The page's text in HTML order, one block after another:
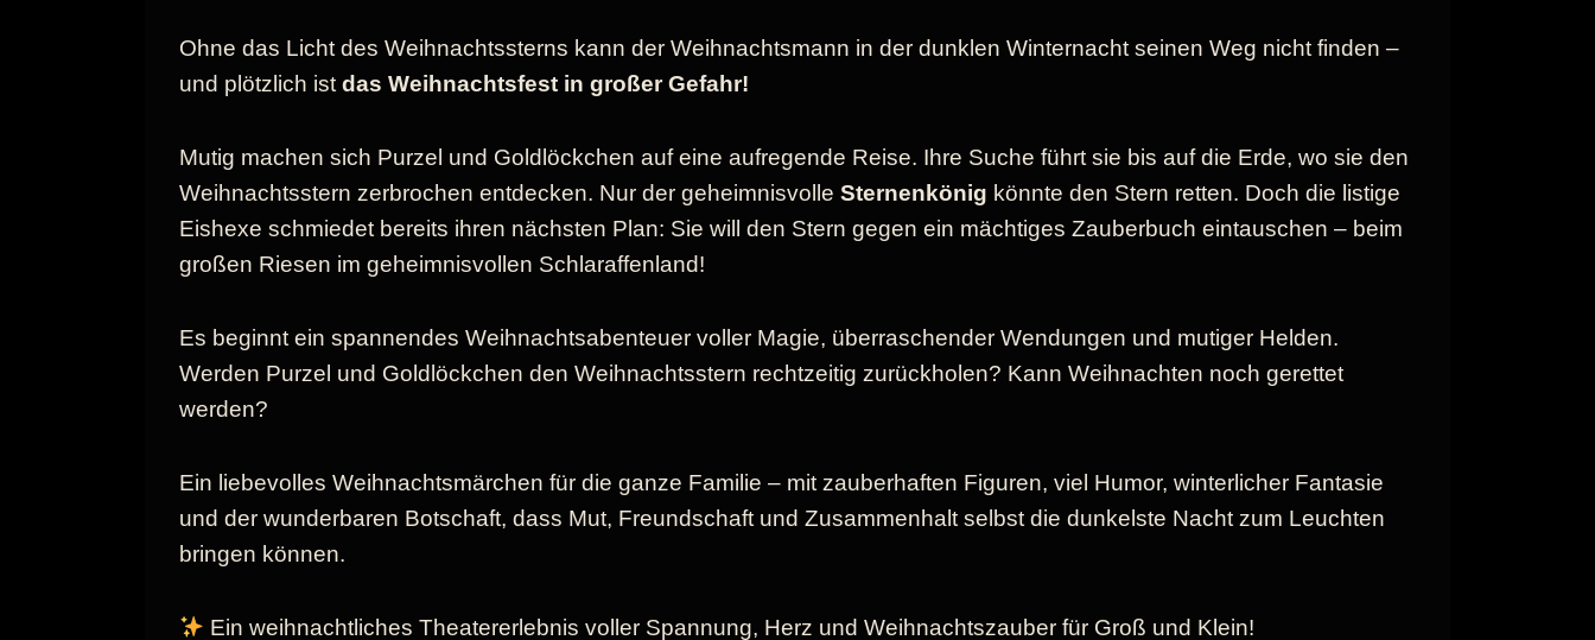
Ohne das Licht des Weihnachtssterns kann der Weihnachtsmann in der dunklen Winternacht seinen Weg nicht finden –
und plötzlich ist das Weihnachtsfest in großer Gefahr!
Mutig machen sich Purzel und Goldlöckchen auf eine aufregende Reise. Ihre Suche führt sie bis auf die Erde, wo sie den
Weihnachtsstern zerbrochen entdecken. Nur der geheimnisvolle Sternenkönig könnte den Stern retten. Doch die listige
Eishexe schmiedet bereits ihren nächsten Plan: Sie will den Stern gegen ein mächtiges Zauberbuch eintauschen – beim
großen Riesen im geheimnisvollen Schlaraffenland!
Es beginnt ein spannendes Weihnachtsabenteuer voller Magie, überraschender Wendungen und mutiger Helden.
Werden Purzel und Goldlöckchen den Weihnachtsstern rechtzeitig zurückholen? Kann Weihnachten noch gerettet
werden?
Ein liebevolles Weihnachtsmärchen für die ganze Familie – mit zauberhaften Figuren, viel Humor, winterlicher Fantasie
und der wunderbaren Botschaft, dass Mut, Freundschaft und Zusammenhalt selbst die dunkelste Nacht zum Leuchten
bringen können.
Ein weihnachtliches Theatererlebnis voller Spannung, Herz und Weihnachtszauber für Groß und Klein!